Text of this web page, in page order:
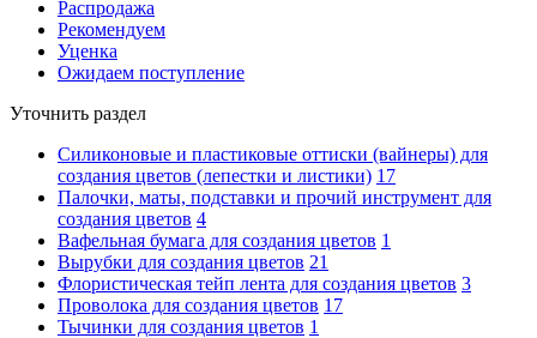
Распродажа
Рекомендуем
Уценка
Ожидаем поступление
Уточнить раздел
Силиконовые и пластиковые оттиски (вайнеры) для
создания цветов (лепестки и листики) 17
Палочки, маты, подставки и прочий инструмент для
создания цветов 4
Вафельная бумага для создания цветов 1
Вырубки для создания цветов 21
Флористическая тейп лента для создания цветов 3
Проволока для создания цветов 17
Тычинки для создания цветов 1